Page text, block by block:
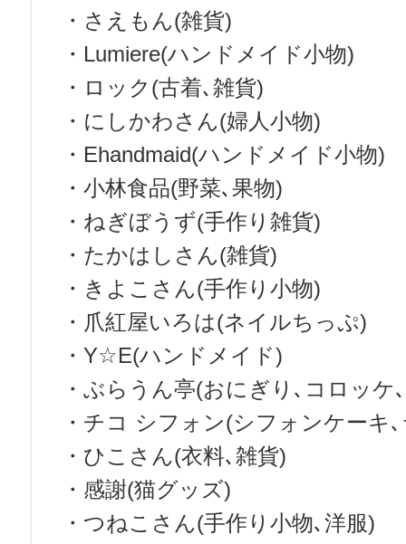
・さえもん(雑貨)
・Lumiere(ハンドメイド小物)
・ロック(古着､雑貨)
・にしかわさん(婦人小物)
・Ehandmaid(ハンドメイド小物)
・小林食品(野菜､果物)
・ねぎぼうず(手作り雑貨)
・たかはしさん(雑貨)
・きよこさん(手作り小物)
・爪紅屋いろは(ネイルちっぷ)
・Y☆E(ハンドメイド)
・ぶらうん亭(おにぎり､コロッケ
・チコ シフォン(シフォンケーキ
・ひこさん(衣料､雑貨)
・感謝(猫グッズ)
・つねこさん(手作り小物､洋服)